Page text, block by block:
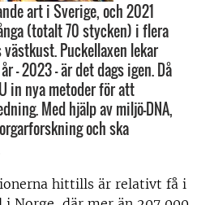
art i Sverige, och 2021
(totalt 70 stycken) i flera
Puckellaxen lekar
– 2023 – är det dags igen. Då
in nya metoder för att
Med hjälp av miljö-DNA,
och ska
hittills är relativt få i